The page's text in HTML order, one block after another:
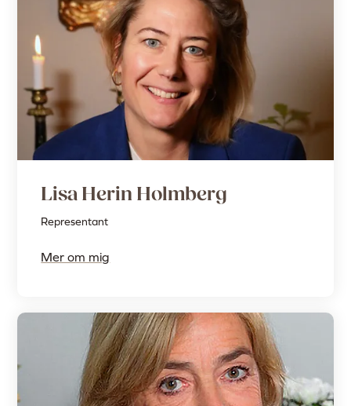
Lisa Herin Holmberg
Representant
Mer om mig